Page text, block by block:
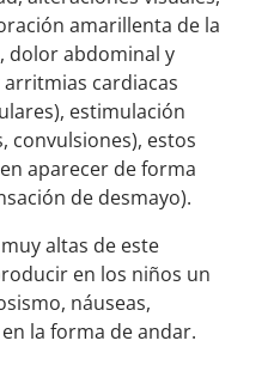
amarillenta de la
dolor abdominal y
cardiacas
estimulación
convulsiones), estos
aparecer de forma
de desmayo).
altas de este
en los niños un
náuseas,
la forma de andar.